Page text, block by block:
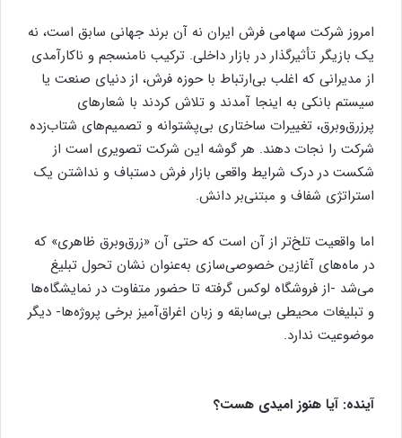
امروز شرکت سهامی فرش ایران نه آن برند جهانی سابق است، نه
یک بازیگر تأثیرگذار در بازار داخلی. ترکیب نامنسجم و ناکارآمدی
از مدیرانی که اغلب بی‌ارتباط با حوزه فرش، از دنیای صنعت یا
سیستم بانکی به اینجا آمدند و تلاش کردند با شعارهای
پرزرق‌وبرق، تغییرات ساختاری بی‌پشتوانه و تصمیم‌های شتاب‌زده
شرکت را نجات دهند. هر گوشه این شرکت تصویری است از
شکست در درک شرایط واقعی بازار فرش دستباف و نداشتن یک
استراتژی شفاف و مبتنی‌بر دانش.
اما واقعیت تلخ‌تر از آن است که حتی آن «زرق‌وبرق ظاهری» که
در ماه‌های آغازین خصوصی‌سازی به‌عنوان نشان تحول تبلیغ
می‌شد -از فروشگاه لوکس گرفته تا حضور متفاوت در نمایشگاه‌ها
و تبلیغات محیطی بی‌سابقه و زبان اغراق‌آمیز برخی پروژه‌ها- دیگر
موضوعیت ندارد.
آینده: آیا هنوز امیدی هست؟